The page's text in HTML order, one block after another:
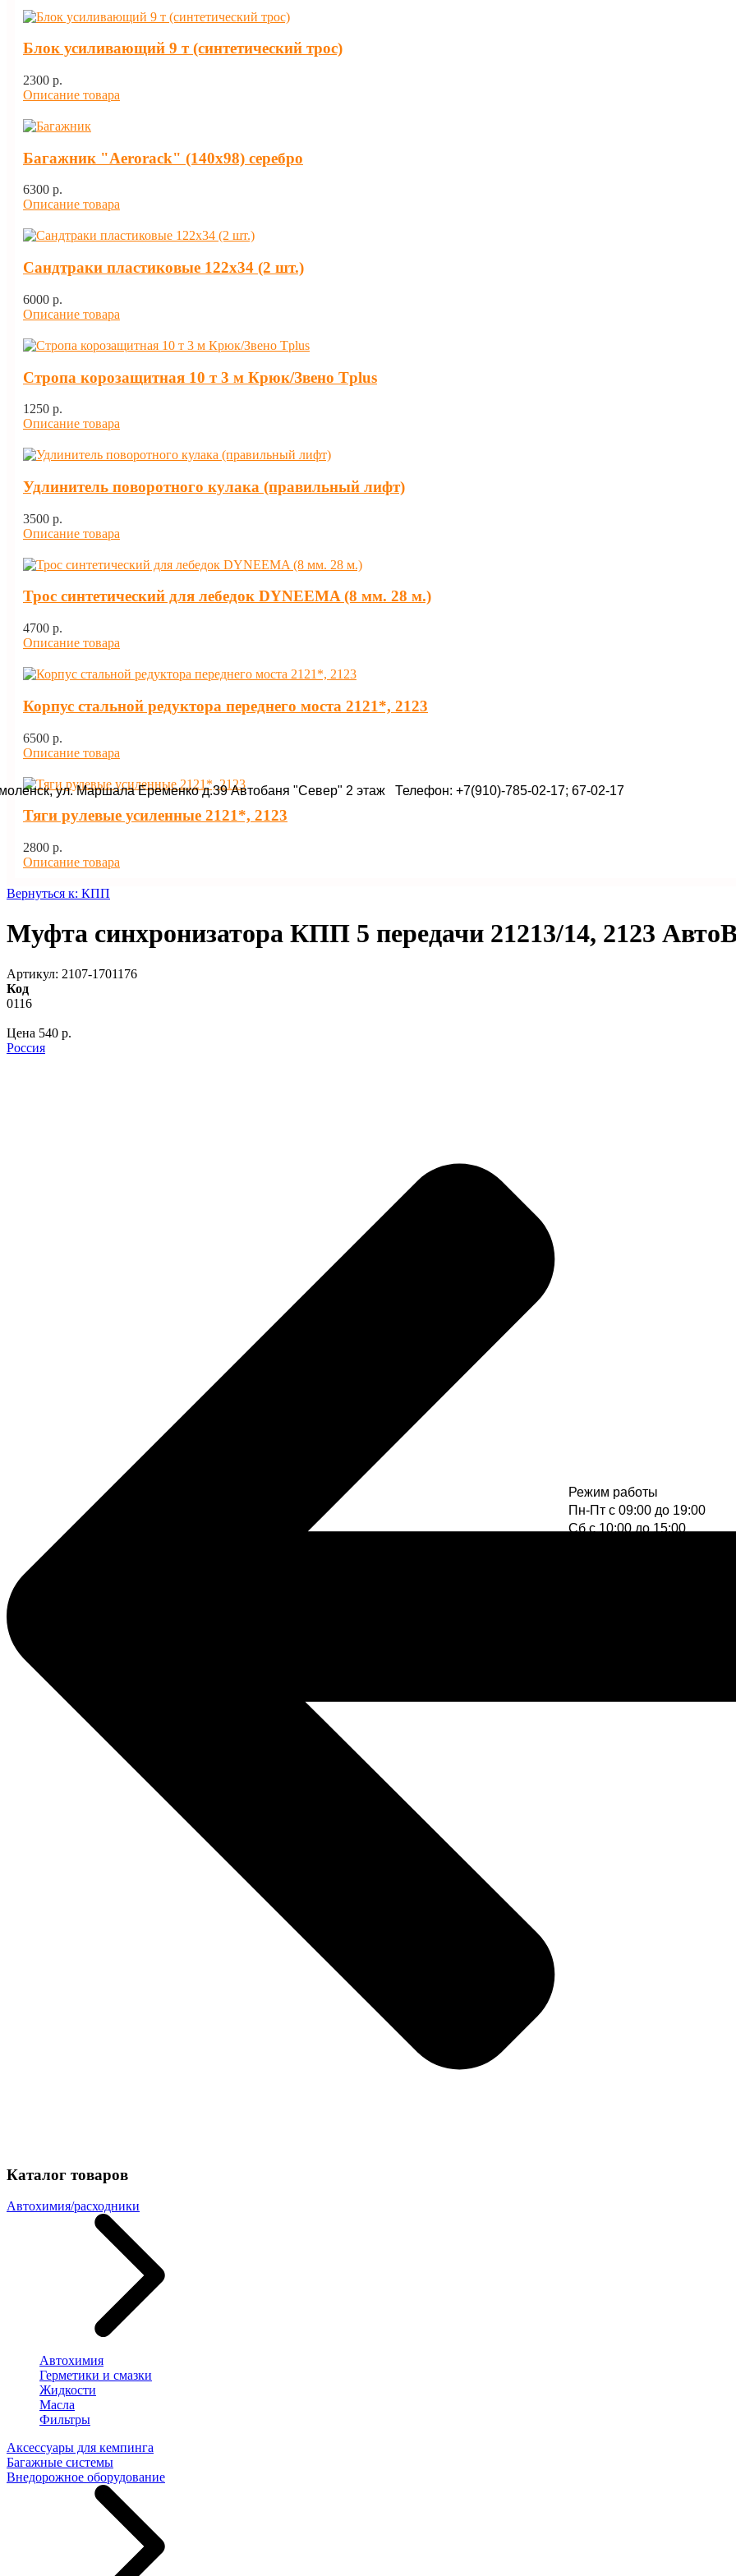
Режим работы
Пн-Пт с 09:00 до 19:00
Cб с 10:00 до 15:00
ул. Маршала Еременко д.39 Автобаня "Север" 2 этаж Телефон: +7(910)-785-02-17; 67-02-17
Блок усиливающий 9 т (синтетический трос)
2300 p.
Описание товара
Багажник "Aerorack" (140х98) серебро
6300 p.
Описание товара
Сандтраки пластиковые 122х34 (2 шт.)
6000 p.
Описание товара
Стропа корозащитная 10 т 3 м Крюк/Звено Tplus
1250 p.
Описание товара
Удлинитель поворотного кулака (правильный лифт)
3500 p.
Описание товара
Трос синтетический для лебедок DYNEEMA (8 мм. 28 м.)
4700 p.
Описание товара
Корпус стальной редуктора переднего моста 2121*, 2123
6500 p.
Описание товара
Тяги рулевые усиленные 2121*, 2123
2800 p.
Описание товара
Вернуться к: КПП
Муфта синхронизатора КПП 5 передачи 21213/14, 2123
Артикул: 2107-1701176
Код
0116
Цена 540 p.
Россия
Каталог товаров
Автохимия/расходники
Автохимия
Герметики и смазки
Жидкости
Масла
Фильтры
Аксессуары для кемпинга
Багажные системы
Внедорожное оборудование